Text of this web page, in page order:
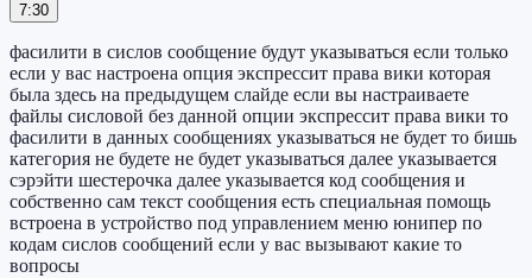
7:30
фасилити в сислов сообщение будут указываться если только
если у вас настроена опция экспрессит права вики которая
была здесь на предыдущем слайде если вы настраиваете
файлы сисловой без данной опции экспрессит права вики то
фасилити в данных сообщениях указываться не будет то бишь
категория не будете не будет указываться далее указывается
сэрэйти шестерочка далее указывается код сообщения и
собственно сам текст сообщения есть специальная помощь
встроена в устройство под управлением меню юнипер по
кодам сислов сообщений если у вас вызывают какие то
вопросы